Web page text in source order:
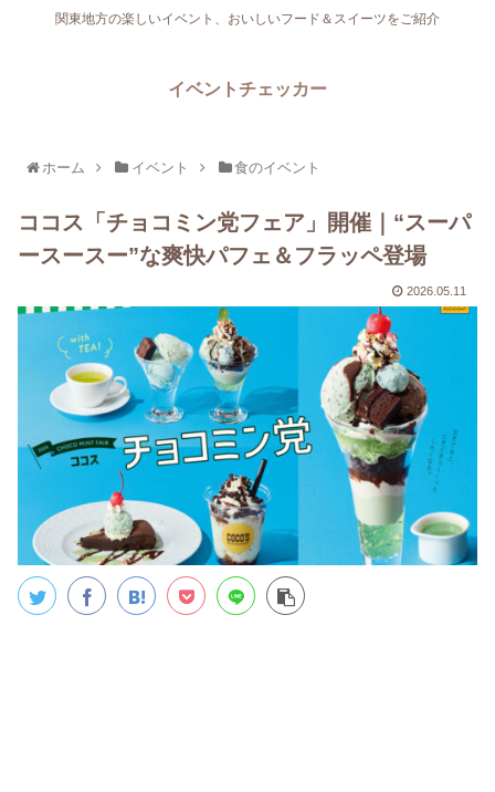
関東地方の楽しいイベント、おいしいフード＆スイーツをご紹介
イベントチェッカー
ホーム イベント 食のイベント
ココス「チョコミン党フェア」開催｜“スーパ
ースースー”な爽快パフェ＆フラッペ登場
2026.05.11